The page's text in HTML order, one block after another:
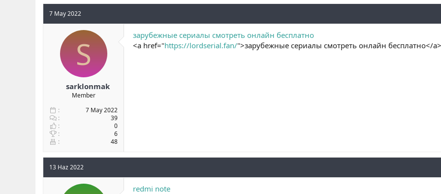
u
y
u
b
ş
a
t
a
n
a
g
7 May 2022
S
sarklonmak
Member
7 May 2022
39
0
6
48
зарубежные сериалы смотреть онлайн бесплатно
<a href="https://lordserial.fan/">зарубежные сериалы смотреть онлайн бесплатно</a>
13 Haz 2022
redmi note